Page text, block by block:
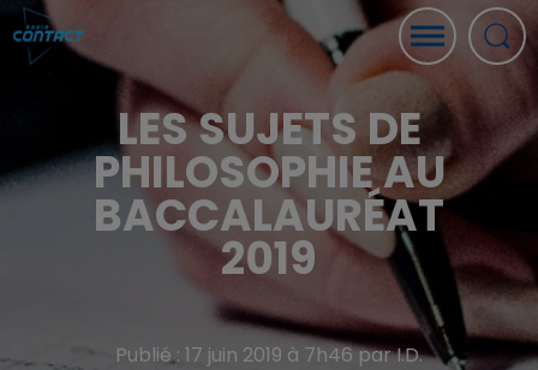
LES SUJETS DE
PHILOSOPHIE AU
BACCALAURÉAT
2019
Publié : 17 juin 2019 à 7h46 par I.D.